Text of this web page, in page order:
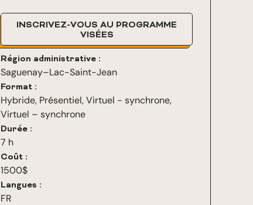
INSCRIVEZ-VOUS AU PROGRAMME
VISÉES
Région administrative :
Saguenay–Lac-Saint-Jean
Format :
Hybride, Présentiel,Virtuel - synchrone,
Virtuel – synchrone
Durée :
7 h
Coût :
1500$
Langues :
FR